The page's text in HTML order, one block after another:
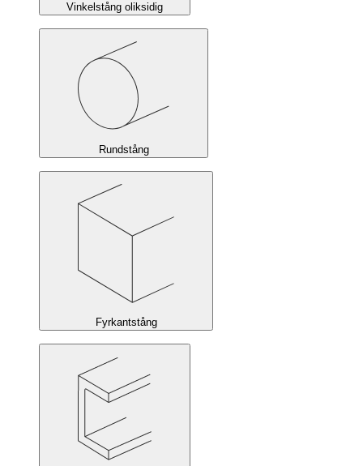
Vinkelstång oliksidig
Rundstång
Fyrkantstång